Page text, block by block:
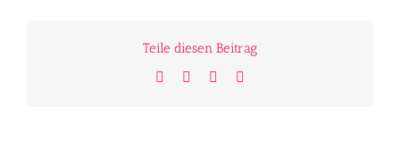
Teile diesen Beitrag
Facebook
TwitterWhatsApp